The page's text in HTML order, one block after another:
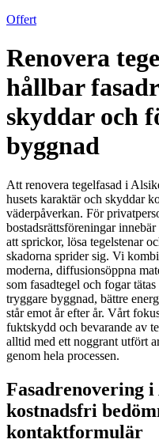
Offert
Renovera
hållbar
skyddar och
byggnad
Att renovera tegelfasad i
husets karaktär och skyddar
väderpåverkan. För
bostadsrättsföreningar
att sprickor, lösa tegelstenar
skadorna sprider sig. Vi
moderna, diffusionsöppna
som fasadtegel och fogar
tryggare byggnad, bättre
står emot år efter år. Vårt
fuktskydd och bevarande av
alltid med ett noggrant utfört
genom hela processen.
Fasadrenovering i
kostnadsfri
kontaktformulär